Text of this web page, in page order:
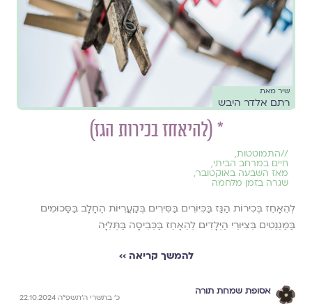
שיר מאת
רתם אלדר היבש
* (להיאחז בכירות הגז)
//התמוטטות,
חיים במרחב הביתי,
מאז השבעה באוקטובר,
שגרה בזמן מלחמה
לְהֵאָחֵז בְּכִירוֹת הַגַּז בַּכִּיּוֹרִים בַּסִּירִים בְּקַעֲרִיּוֹת הֶחָלָב בַּסַּכוּמִים
בַּמַּגְנֵטִים בְּצִיּוּרֵי הַיְּלָדִים לְהֵאָחֵז בַּכְּבִיסָה בַּתְּלִיָּה
להמשך קריאה ››
אסופת שמחת תורה
כ׳ בתשרי ה׳תשפ״ה 22.10.2024